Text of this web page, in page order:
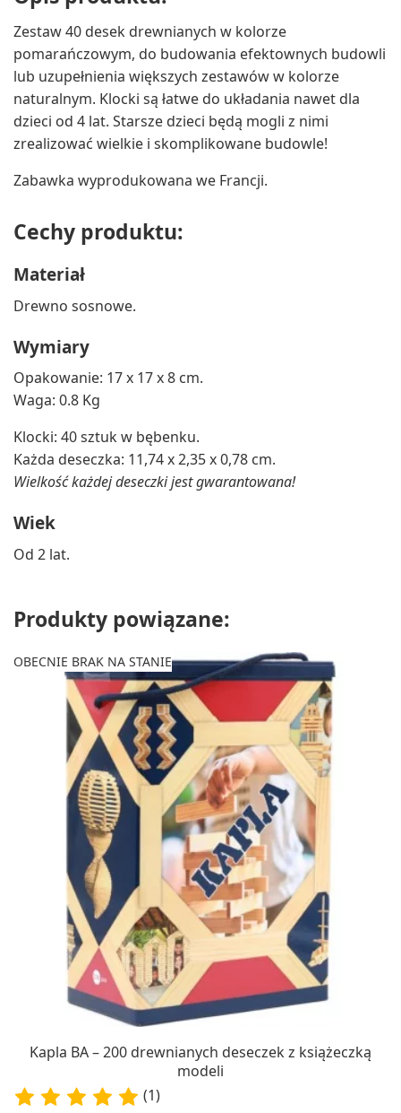
Zestaw 40 desek drewnianych w kolorze
pomarańczowym, do budowania efektownych budowli
lub uzupełnienia większych zestawów w kolorze
naturalnym. Klocki są łatwe do układania nawet dla
dzieci od 4 lat. Starsze dzieci będą mogli z nimi
zrealizować wielkie i skomplikowane budowle!
Zabawka wyprodukowana we Francji.
Cechy produktu:
Materiał
Drewno sosnowe.
Wymiary
Opakowanie: 17 x 17 x 8 cm.
Waga: 0.8 Kg
Klocki: 40 sztuk w bębenku.
Każda deseczka: 11,74 x 2,35 x 0,78 cm.
Wielkość każdej deseczki jest gwarantowana!
Wiek
Od 2 lat.
Produkty powiązane:
Kapla BA – 200 drewnianych deseczek z książeczką
modeli
(1)
OBECNIE BRAK NA STANIE